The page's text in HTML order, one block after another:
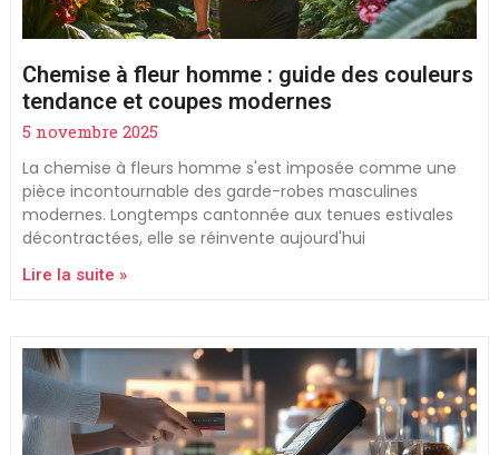
Chemise à fleur homme : guide des couleurs
tendance et coupes modernes
5 novembre 2025
La chemise à fleurs homme s'est imposée comme une
pièce incontournable des garde-robes masculines
modernes. Longtemps cantonnée aux tenues estivales
décontractées, elle se réinvente aujourd'hui
Lire la suite »